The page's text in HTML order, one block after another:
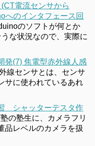
電流センサから
へのインタフェース回
のソフトが何とか
な状況なので、実際に
発(7) 焦電型赤外線人感
線センサとは、センサ
サに使われているあれ
シャッターテスタ作
の塾生に、カメラフリ
品レベルのカメラを扱